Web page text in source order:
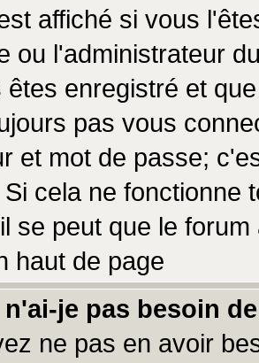
affiché si vous
ou l'administrateur
enregistré et
pas vous
et mot de passe;
cela ne fonctionne
se peut que le
haut de page
je pas besoin
ne pas en avoir